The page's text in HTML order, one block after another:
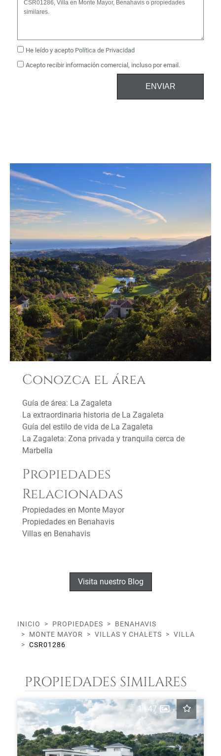
He leído y acepto Política de Privacidad
Acepto recibir información comercial, incluso por email.
ENVIAR
Conozca el área
Guía de área: La Zagaleta
La extraordinaria historia de La Zagaleta
Guía del estilo de vida de La Zagaleta
La Zagaleta: Zona privada y tranquila cerca de
Marbella
Propiedades
Relacionadas
Propiedades en Monte Mayor
Propiedades en Benahavis
Villas en Benahavis
Visita nuestro Blog
INICIO PROPIEDADES
BENAHAVIS
MONTE MAYOR
VILLAS Y CHALETS
VILLA
CSR01286
PROPIEDADES SIMILARES
1 47